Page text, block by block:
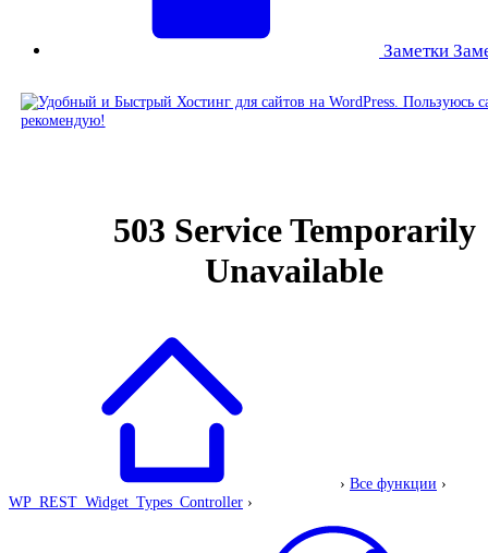
Заметки
› Все функции ›
WP_REST_Widget_Types_Controller ›